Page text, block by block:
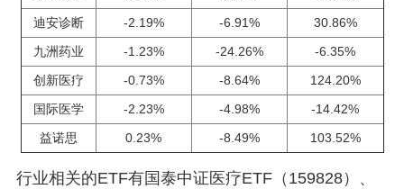
迪安诊断
-2.19% -6.91%
30.86%
九洲药业
-1.23% -24.26%
-6.35%
创新医疗
-0.73% -8.64%
124.20%
国际医学
-2.23% -4.98%
-14.42%
益诺思
0.23% -8.49% 103.52%
行业相关的ETF有国泰中证医疗ETF（159828）、